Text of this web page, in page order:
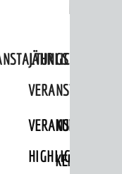
JÄHRLICHE
HIGHLIGHTS
KERWE